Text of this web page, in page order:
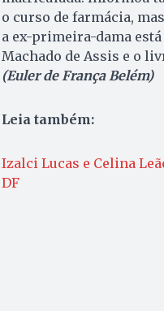
o curso de farmácia,
a ex-primeira-dama
Machado de Assis e o
(Euler de França Belém)
Leia também:
Izalci Lucas e Celina
DF